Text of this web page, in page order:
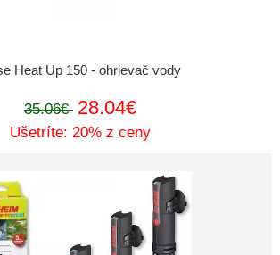
Heat Up 150 - ohrievač vody
35.06€ 28.04€
Ušetríte: 20% z ceny